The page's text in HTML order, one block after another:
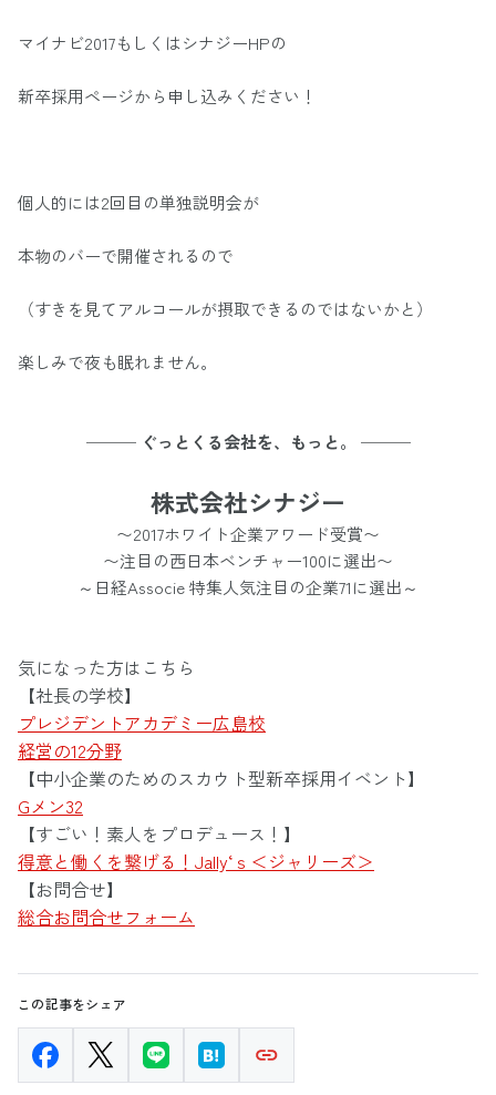
マイナビ2017もしくはシナジーHPの
新卒採用ページから申し込みください！
個人的には2回目の単独説明会が
本物のバーで開催されるので
（すきを見てアルコールが摂取できるのではないかと）
楽しみで夜も眠れません。
─── ぐっとくる会社を、もっと。 ───
株式会社シナジー
〜2017ホワイト企業アワード受賞〜
〜注目の西日本ベンチャー100に選出〜
～日経Associe 特集人気注目の企業71に選出～
気になった方はこちら
【社長の学校】
プレジデントアカデミー広島校
経営の12分野
【中小企業のためのスカウト型新卒採用イベント】
Gメン32
【すごい！素人をプロデュース！】
得意と働くを繋げる！Jally‘ｓ＜ジャリーズ＞
【お問合せ】
総合お問合せフォーム
この記事をシェア